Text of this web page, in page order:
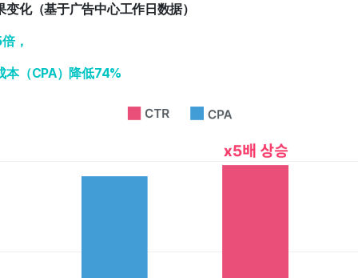
化（基于广告中心工作日数据）
，
本（CPA）降低74%